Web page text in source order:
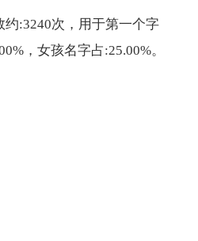
:3240次，用于第一个字
，女孩名字占:25.00%。